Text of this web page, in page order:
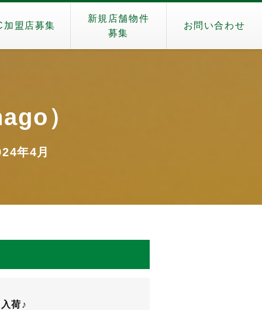
加盟店募集
新規店舗物件
募集
お問い合わせ
）
年4月
荷♪